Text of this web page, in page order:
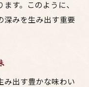
す。このように、
深みを生み出す重要
み出す豊かな味わい